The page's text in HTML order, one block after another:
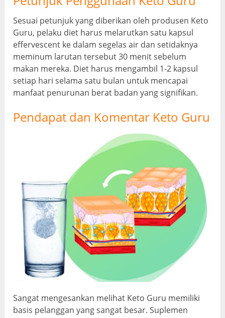
Sesuai petunjuk yang diberikan oleh produsen Keto
Guru, pelaku diet harus melarutkan satu kapsul
effervescent ke dalam segelas air dan setidaknya
meminum larutan tersebut 30 menit sebelum
makan mereka. Diet harus mengambil 1-2 kapsul
setiap hari selama satu bulan untuk mencapai
manfaat penurunan berat badan yang signifikan.
Pendapat dan Komentar Keto Guru
Sangat mengesankan melihat Keto Guru memiliki
basis pelanggan yang sangat besar. Suplemen